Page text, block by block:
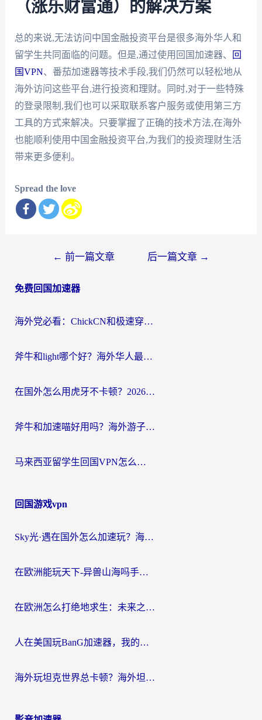
（涨乐财富通）的解决方案
总的来说,无法访问中国金融投资平台是很多海外华人和
留学生共同面临的问题。但是,通过使用回国加速器、
回
国VPN、番茄加速器等技术手段,我们仍然可以轻松地从
海外访问这些平台,进行投资和理财。同时,对于一些特殊
的登录限制,我们也可以采取联系客户服务或使用第三方
工具的方式来解决。只要掌握了正确的技术方法,在海外
也能顺利使用中国金融投资平台,为我们的投资理财生活
带来更多便利。
Spread the love
导
← 前一篇文章 后一篇文章 →
免费回国加速器
海外党必看：ChickCN和极速穿梭VPN好用吗？3招教你选对回国加速器无缝刷国内资源
斧牛和light哪个好？海外华人最关心的回国加速器选择难题，一篇讲透
在国外怎么用虎牙不卡顿？2026海外华人亲测有效的回国加速器选择指南
斧牛和加速喵好用吗？海外游子的真实选择困境
马来西亚留学生回国VPN怎么选？3个避坑点+1款实测好用的加速器推荐
回国游戏vpn
Sky光·遇在国外怎么加速玩？海外党亲测有效的国服游戏加速指南
在欧洲能玩天下-异兽山海吗手游？海外玩家的加速器生存指南
在欧洲怎么打绝地求生：未来之役不卡？留学生亲测的加速器避坑指南
人在美国玩BanG加速器，我的延迟终于绿了
海外玩坦克世界总卡顿？海外坦克世界加速器有哪些？实测好用的选择在这里